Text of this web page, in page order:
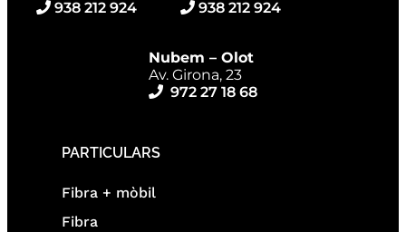
938 212 924
938 212 924
Nubem – Olot
Av. Girona, 23
972 27 18 68
PARTICULARS
Fibra + mòbil
Fibra